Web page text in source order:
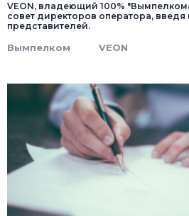
VEON, владеющий 100%
совет директоров оператора, введя
представителей.
Вымпелком VEON